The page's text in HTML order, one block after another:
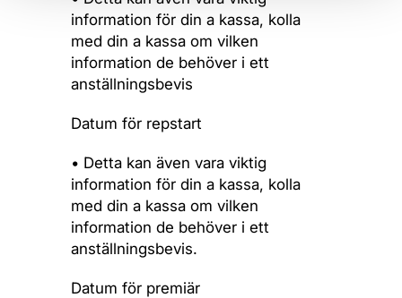
information för din a kassa, kolla
med din a kassa om vilken
information de behöver i ett
anställningsbevis
Datum för repstart
• Detta kan även vara viktig
information för din a kassa, kolla
med din a kassa om vilken
information de behöver i ett
anställningsbevis.
Datum för premiär